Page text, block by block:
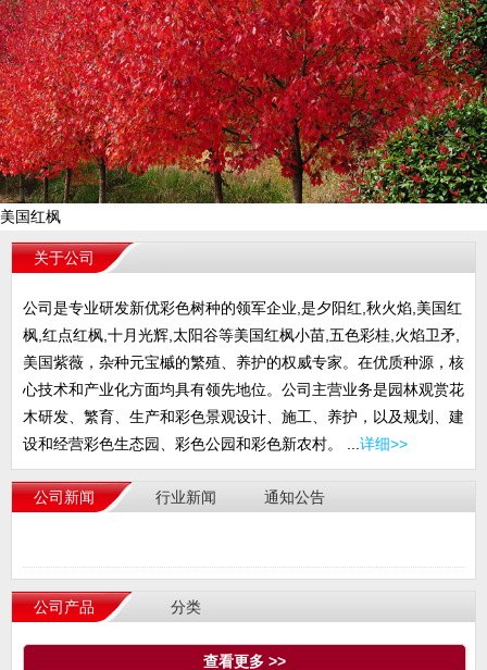
美国红枫
关于公司
公司是专业研发新优彩色树种的领军企业,是夕阳红,秋火焰,美国红
枫,红点红枫,十月光辉,太阳谷等美国红枫小苗,五色彩桂,火焰卫矛,
美国紫薇，杂种元宝槭的繁殖、养护的权威专家。在优质种源，核
心技术和产业化方面均具有领先地位。公司主营业务是园林观赏花
木研发、繁育、生产和彩色景观设计、施工、养护，以及规划、建
设和经营彩色生态园、彩色公园和彩色新农村。 ...详细>>
公司新闻 行业新闻 通知公告
公司产品 分类
查看更多 >>